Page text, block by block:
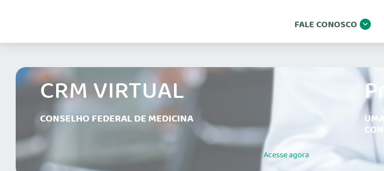
FALE CONOSCO
CRM VIRTUAL
CONSELHO FEDERAL DE MEDICINA
Acesseagora